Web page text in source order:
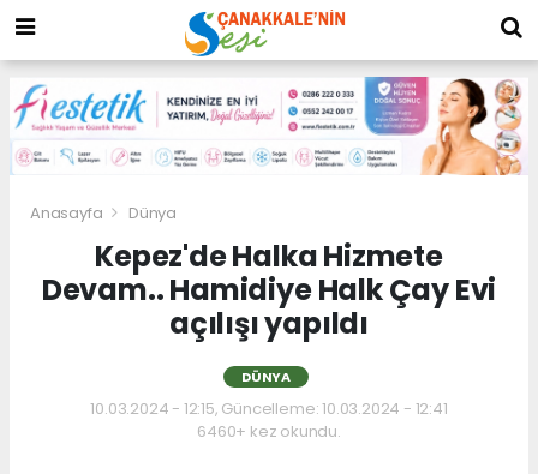
Anasayfa Dünya
Kepez'de Halka Hizmete
Devam.. Hamidiye Halk Çay Evi
açılışı yapıldı
DÜNYA
10.03.2024 - 12:15, Güncelleme: 10.03.2024 - 12:41
6460+ kez okundu.